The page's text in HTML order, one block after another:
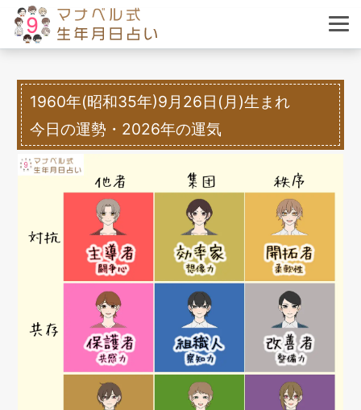
1960年(昭和35年)9月26日(月)生まれ
今日の運勢・2026年の運気